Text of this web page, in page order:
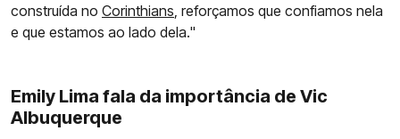
construída no Corinthians , reforçamos que confiamos nela
e que estamos ao lado dela."
Emily Lima fala da importância de Vic
Albuquerque